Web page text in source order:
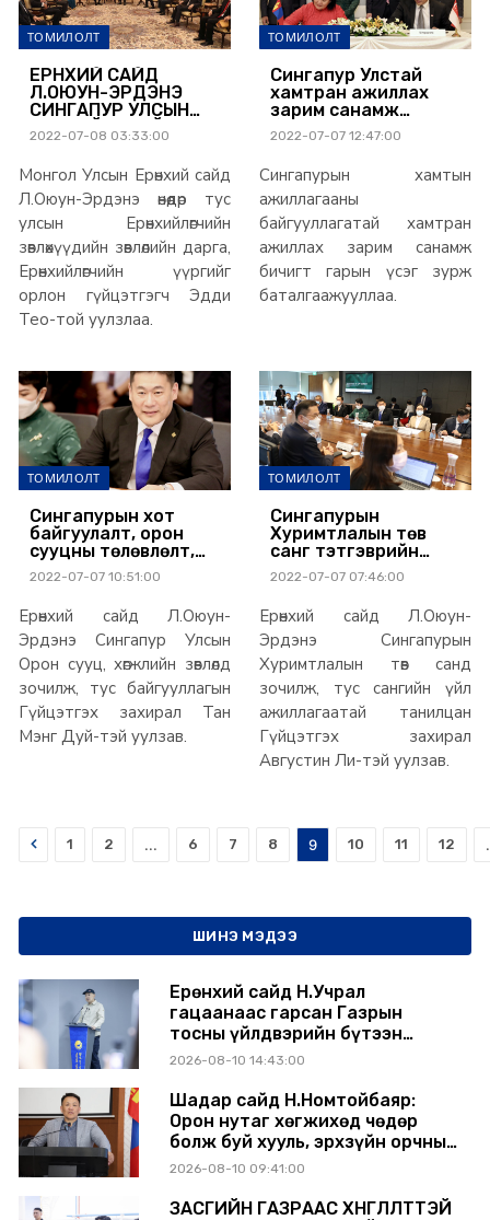
ТОМИЛОЛТ
ЕРӨНХИЙ САЙД
Л.ОЮУН-ЭРДЭНЭ
СИНГАПУР УЛСЫН
ЕРӨНХИЙЛӨГЧИЙН
ЗӨВЛӨХҮҮДИЙН
ЗӨВЛӨЛИЙН ДАРГА,
ЕРӨНХИЙЛӨГЧИЙН
ҮҮРГИЙГ ОРЛОН
ГҮЙЦЭТГЭГЧТЭЙ
УУЛЗЛАА
2022-07-08 03:33:00
Монгол Улсын Ерөнхий сайд
Л.Оюун-Эрдэнэ өнөөдөр тус
улсын Ерөнхийлөгчийн
зөвлөхүүдийн зөвлөлийн дарга,
Ерөнхийлөгчийн үүргийг
орлон гүйцэтгэгч Эдди
Тео-той уулзлаа.
ТОМИЛОЛТ
Сингапур Улстай
хамтран ажиллах
зарим санамж
бичгийг
баталгаажууллаа
2022-07-07 12:47:00
Сингапурын хамтын
ажиллагааны
байгууллагатай хамтран
ажиллах зарим санамж
бичигт гарын үсэг зурж
баталгаажууллаа.
ТОМИЛОЛТ
Сингапурын хот
байгуулалт, орон
сууцны төлөвлөлт,
түрээсийн орон
сууцны сонголт,
менежментийн
талаар санал
солилцлоо
2022-07-07 10:51:00
Ерөнхий сайд Л.Оюун-
Эрдэнэ Сингапур Улсын
Орон сууц, хөгжлийн зөвлөлд
зочилж, тус байгууллагын
Гүйцэтгэх захирал Тан
Мэнг Дуй-тэй уулзав.
ТОМИЛОЛТ
Сингапурын
Хуримтлалын төв
санг тэтгэврийн
үйлчилгээтэй
уялдуулсан
туршлагыг
нэвтрүүлнэ
2022-07-07 07:46:00
Ерөнхий сайд Л.Оюун-
Эрдэнэ Сингапурын
Хуримтлалын төв санд
зочилж, тус сангийн үйл
ажиллагаатай танилцан
Гүйцэтгэх захирал
Августин Ли-тэй уулзав.
Prev 1 2 ... 6 7 8 9 10 11 12
ШИНЭ МЭДЭЭ
Ерөнхий сайд Н.Учрал
гацаанаас гарсан Газрын
тосны үйлдвэрийн бүтээн
байгуулалтыг тасралтгүй
хангамжийг баталгаажуулах
үүрэг өгөв
2026-08-10 14:43:00
Шадар сайд Н.Номтойбаяр:
Орон нутаг хөгжихөд чөдөр
болж буй хууль, эрхзүйн орчныг
шинэчилнэ
2026-08-10 09:41:00
ЗАСГИЙН ГАЗРААС ХӨНГӨЛӨЛТТЭЙ